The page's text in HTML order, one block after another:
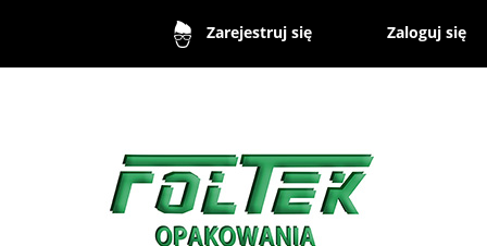
Zarejestruj się Zaloguj się